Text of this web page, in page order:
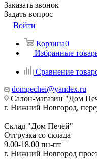
Заказать звонок
Задать вопрос
Войти
Корзина0
Избранные
Сравнение
dompechei@yandex.ru
Салон-магазин "Дом
г. Нижний Новгород,
Склад "Дом Печей"
Отгрузка со склада
9.00-18.00 пн-пт
г. Нижний Новгород